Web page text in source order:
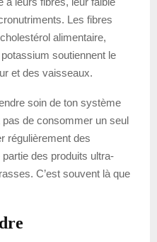
Les fibres
alimentaire,
soutiennent le
et des vaisseaux.
soin de ton système
pas de consommer un seul
régulièrement des
partie des produits ultra-
C’est souvent là que